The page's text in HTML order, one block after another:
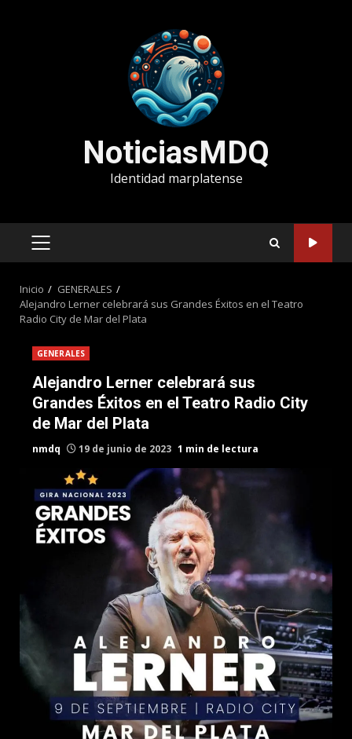
NoticiasMDQ
Identidad marplatense
MENÚ
Inicio
GENERALES
Alejandro Lerner celebrará sus Grandes Éxitos en el Teatro
Radio City de Mar del Plata
GENERALES
Alejandro Lerner celebrará sus
Grandes Éxitos en el Teatro Radio City
de Mar del Plata
nmdq 19 de junio de 2023 1 min de lectura